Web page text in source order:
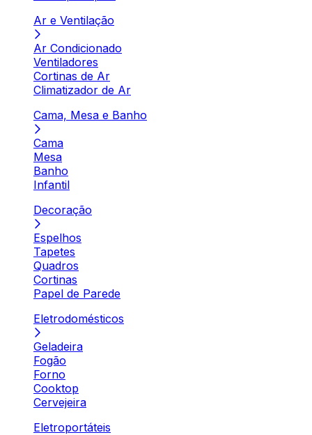
Ar e Ventilação
Ar Condicionado
Ventiladores
Cortinas de Ar
Climatizador de Ar
Cama, Mesa e Banho
Cama
Mesa
Banho
Infantil
Decoração
Espelhos
Tapetes
Quadros
Cortinas
Papel de Parede
Eletrodomésticos
Geladeira
Fogão
Forno
Cooktop
Cervejeira
Eletroportáteis